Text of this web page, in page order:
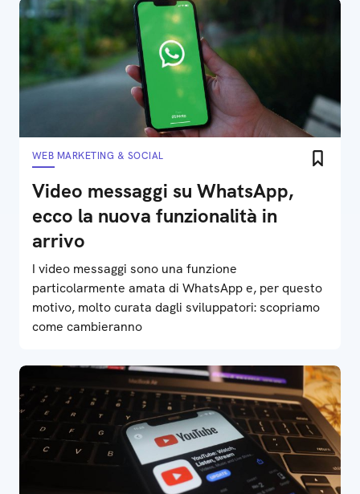
WEB MARKETING & SOCIAL
Video messaggi su WhatsApp,
ecco la nuova funzionalità in
arrivo
I video messaggi sono una funzione
particolarmente amata di WhatsApp e, per questo
motivo, molto curata dagli sviluppatori: scopriamo
come cambieranno